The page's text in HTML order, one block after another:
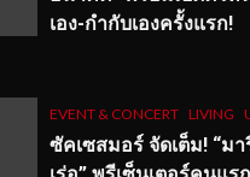
เอง-กำกับเองครั้งแรก!
EVENT & CONCERT LIVING
ซัคเซสมอร์ จัดเต็ม! “มา